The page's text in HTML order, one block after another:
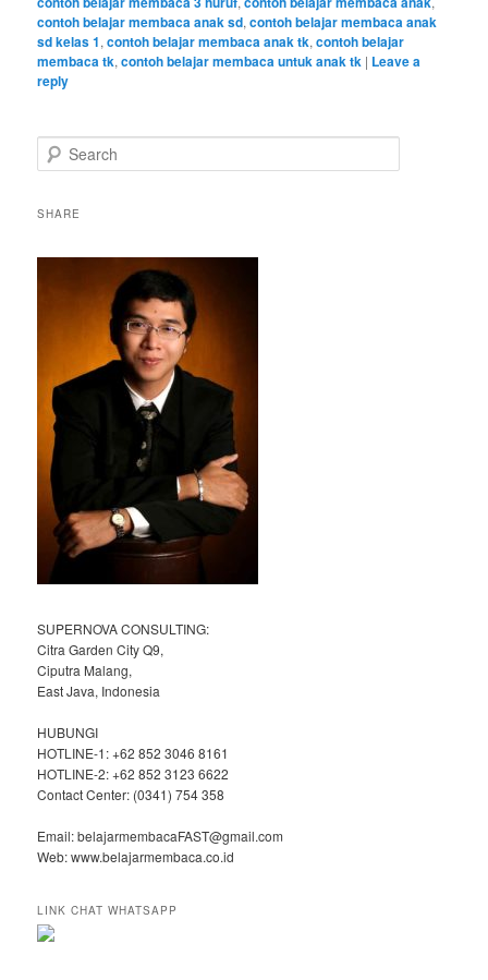
contoh belajar membaca anak sd,contoh belajar membaca anak
sd kelas 1,contoh belajar membaca anak tk,contoh belajar
membaca tk,contoh belajar membaca untuk anak tk | Leave a
reply
e
rSHARE
SUPERNOVA CONSULTING:
Citra Garden City Q9,
Ciputra Malang,
East Java, Indonesia
HUBUNGI
HOTLINE-1: +62 852 3046 8161
HOTLINE-2: +62 852 3123 6622
Contact Center: (0341) 754 358
Email: belajarmembacaFAST@gmail.com
Web: www.belajarmembaca.co.id
LINK CHAT WHATSAPP